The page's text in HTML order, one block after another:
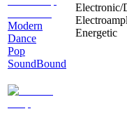
Modern
Dance
Pop
SoundBound
Electronic/
Energetic